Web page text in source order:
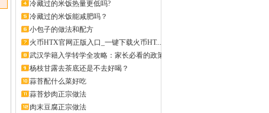
冷藏过的米饭热量更低吗?
冷藏过的米饭能减肥吗？
小包子的做法和配方
火币HTX官网正版入口_一键下载火币HT...
武汉学籍入学转学全攻略：家长必看的政策
解...
杨枝甘露去茶底还是不去好喝？
蒜苔配什么菜好吃
蒜苔炒肉正宗做法
肉末豆腐正宗做法